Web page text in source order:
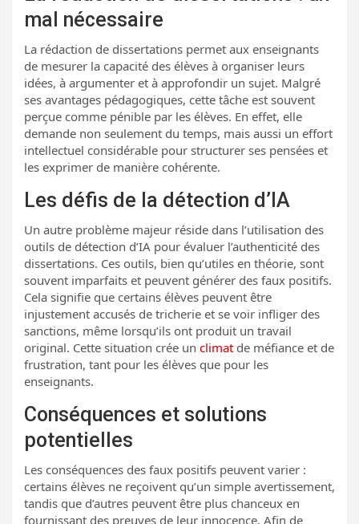
mal nécessaire
La rédaction de dissertations permet aux enseignants
de mesurer la capacité des élèves à organiser leurs
idées, à argumenter et à approfondir un sujet. Malgré
ses avantages pédagogiques, cette tâche est souvent
perçue comme pénible par les élèves. En effet, elle
demande non seulement du temps, mais aussi un effort
intellectuel considérable pour structurer ses pensées et
les exprimer de manière cohérente.
Les défis de la détection d’IA
Un autre problème majeur réside dans l’utilisation des
outils de détection d’IA pour évaluer l’authenticité des
dissertations. Ces outils, bien qu’utiles en théorie, sont
souvent imparfaits et peuvent générer des faux positifs.
Cela signifie que certains élèves peuvent être
injustement accusés de tricherie et se voir infliger des
sanctions, même lorsqu’ils ont produit un travail
original. Cette situation crée un climat de méfiance et de
frustration, tant pour les élèves que pour les
enseignants.
Conséquences et solutions
potentielles
Les conséquences des faux positifs peuvent varier :
certains élèves ne reçoivent qu’un simple avertissement,
tandis que d’autres peuvent être plus chanceux en
fournissant des preuves de leur innocence. Afin de